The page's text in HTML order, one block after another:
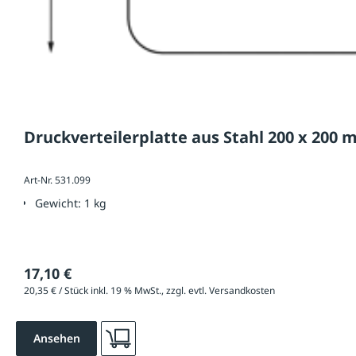
Druckverteilerplatte aus Stahl 200 x 200
Art-Nr. 531.099
Gewicht: 1 kg
17,10 €
20,35 € / Stück inkl. 19 % MwSt., zzgl. evtl. Versandkosten
Ansehen